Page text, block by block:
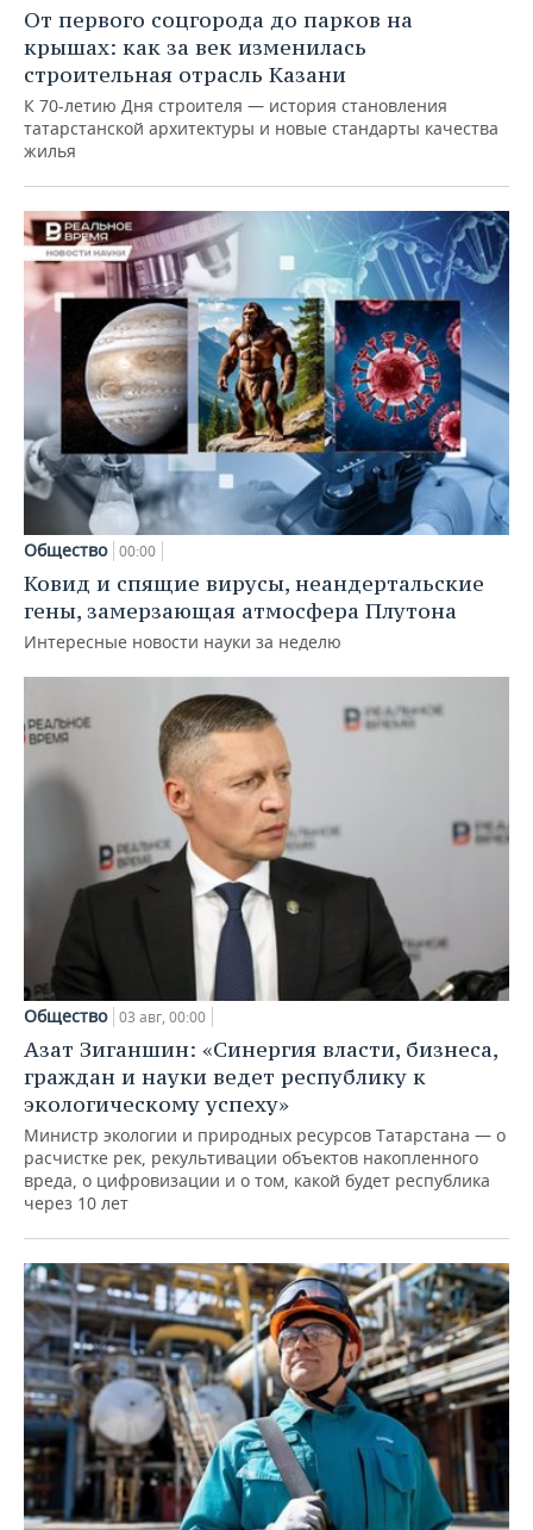
От первого соцгорода до парков на
крышах: как за век изменилась
строительная отрасль Казани
К 70-летию Дня строителя — история становления
татарстанской архитектуры и новые стандарты качества
жилья
Общество 00:00
Ковид и спящие вирусы, неандертальские
гены, замерзающая атмосфера Плутона
Интересные новости науки за неделю
Общество 03 авг, 00:00
Азат Зиганшин: «Синергия власти, бизнеса,
граждан и науки ведет республику к
экологическому успеху»
Министр экологии и природных ресурсов Татарстана — о
расчистке рек, рекультивации объектов накопленного
вреда, о цифровизации и о том, какой будет республика
через 10 лет